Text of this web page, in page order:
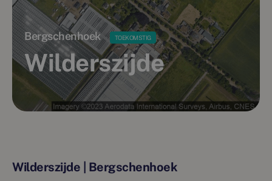
Bergschenhoek TOEKOMSTIG
Wilderszijde
Wilderszijde | Bergschenhoek